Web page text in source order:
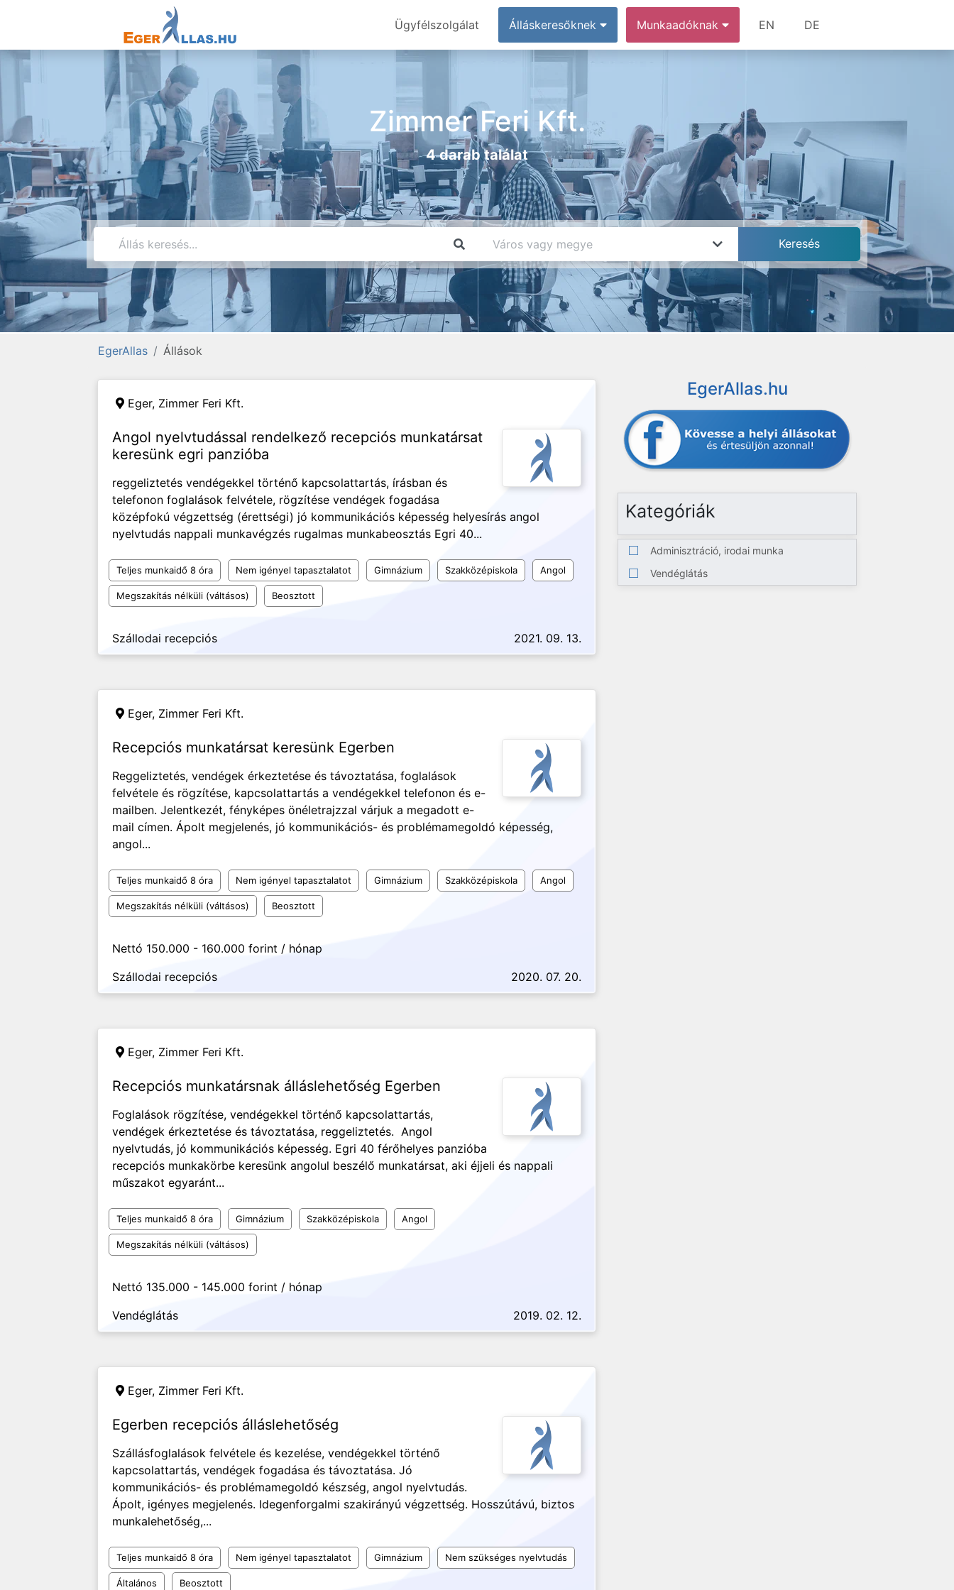
Ügyfélszolgálat Álláskeresőknek Munkaadóknak EN DE
Zimmer Feri Kft.
4 darab találat
EgerAllas Állások
Eger, Zimmer Feri Kft.
Angol nyelvtudással rendelkező recepciós munkatársat
keresünk egri panzióba
reggeliztetés vendégekkel történő kapcsolattartás, írásban és
telefonon foglalások felvétele, rögzítése vendégek fogadása
középfokú végzettség (érettségi) jó kommunikációs képesség helyesírás angol
nyelvtudás nappali munkavégzés rugalmas munkabeosztás Egri 40...
Teljes munkaidő 8 óra Nem igényel tapasztalatot Gimnázium Szakközépiskola Angol
Megszakítás nélküli (váltásos) Beosztott
Szállodai recepciós 2021. 09. 13.
Eger, Zimmer Feri Kft.
Recepciós munkatársat keresünk Egerben
Reggeliztetés, vendégek érkeztetése és távoztatása, foglalások
felvétele és rögzítése, kapcsolattartás a vendégekkel telefonon és e-
mailben. Jelentkezét, fényképes önéletrajzzal várjuk a megadott e-
mail címen. Ápolt megjelenés, jó kommunikációs- és problémamegoldó képesség,
angol...
Teljes munkaidő 8 óra Nem igényel tapasztalatot Gimnázium Szakközépiskola Angol
Megszakítás nélküli (váltásos) Beosztott
Nettó 150.000 - 160.000 forint / hónap
Szállodai recepciós
2020. 07. 20.
Eger, Zimmer Feri Kft.
Recepciós munkatársnak álláslehetőség Egerben
Foglalások rögzítése, vendégekkel történő kapcsolattartás,
vendégek érkeztetése és távoztatása, reggeliztetés. Angol
nyelvtudás, jó kommunikációs képesség. Egri 40 férőhelyes panzióba
recepciós munkakörbe keresünk angolul beszélő munkatársat, aki éjjeli és nappali
műszakot egyaránt...
Teljes munkaidő 8 óra Gimnázium Szakközépiskola Angol
Megszakítás nélküli (váltásos)
Nettó 135.000 - 145.000 forint / hónap
Vendéglátás
2019. 02. 12.
Eger, Zimmer Feri Kft.
Egerben recepciós álláslehetőség
Szállásfoglalások felvétele és kezelése, vendégekkel történő
kapcsolattartás, vendégek fogadása és távoztatása. Jó
kommunikációs- és problémamegoldó készség, angol nyelvtudás.
Ápolt, igényes megjelenés. Idegenforgalmi szakirányú végzettség. Hosszútávú, biztos
munkalehetőség,...
Teljes munkaidő 8 óra Nem igényel tapasztalatot Gimnázium Nem szükséges nyelvtudás
Általános Beosztott
EgerAllas.hu
Kategóriák
Adminisztráció, irodai munka
Vendéglátás